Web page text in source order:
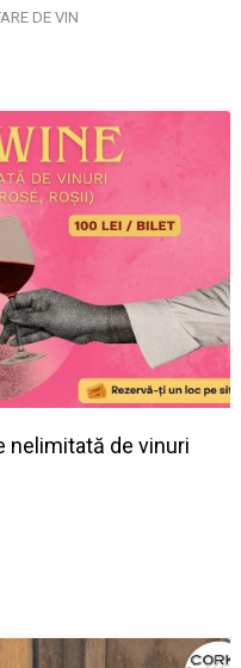
DE VIN
nelimitată de vinuri